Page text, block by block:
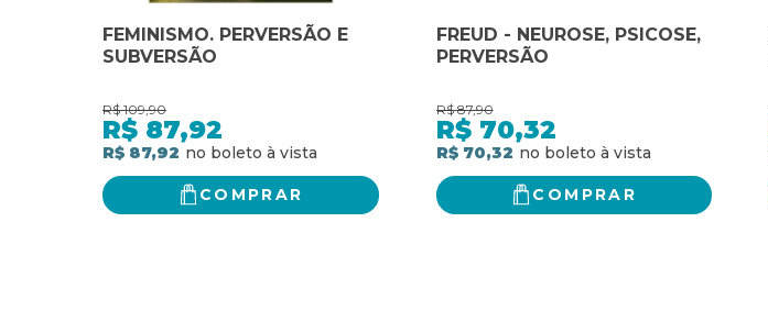
FEMINISMO. PERVERSÃO E
SUBVERSÃO
R$ 109,90
R$ 87,92
R$ 87,92
COMPRAR
FREUD - NEUROSE, PSICOSE,
PERVERSÃO
R$ 87,90
R$ 70,32
R$ 70,32
COMPRAR